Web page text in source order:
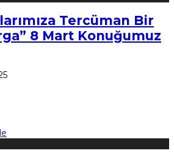
Tercüman Bir
8 Mart Konuğumuz